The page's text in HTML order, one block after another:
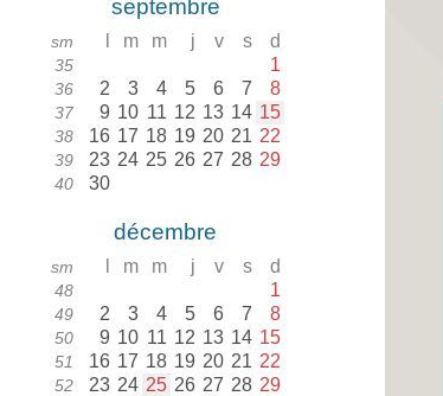
septembre
sm m m j v s d
35 1
36 2 3 4 5 6 7 8
37 9 10 11 12 13 14 15
38 16 17 18 19 20 21 22
39 23 24 25 26 27 28 29
40 30
décembre
sm m m j v s d
48 1
49 2 3 4 5 6 7 8
50 9 10 11 12 13 14 15
51 16 17 18 19 20 21 22
52 23 24 25 26 27 28 29